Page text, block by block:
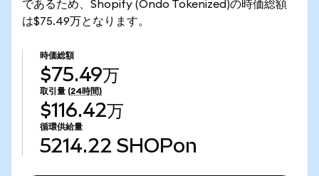
であるため、Shopify (Ondo Tokenized)の時価総額
は$75.49万となります。
時価総額
$75.49万
取引量 (24時間)
$116.42万
循環供給量
5214.22 SHOPon